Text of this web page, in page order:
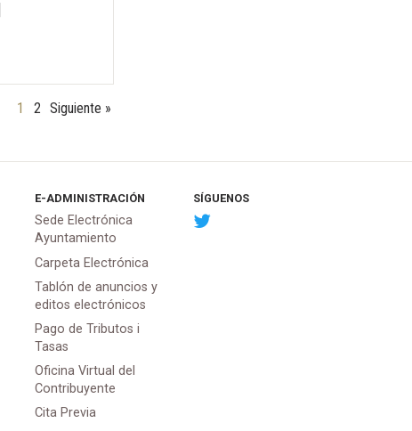
1 2 Siguiente »
E-ADMINISTRACIÓN
Sede Electrónica
Ayuntamiento
Carpeta Electrónica
Tablón de anuncios y
editos electrónicos
Pago de Tributos i
Tasas
Oficina Virtual del
Contribuyente
Cita Previa
SÍGUENOS